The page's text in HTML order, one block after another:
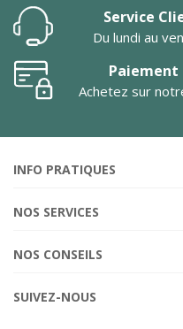
Service
Du lundi au
Paiement
Achetez sur
INFO PRATIQUES
NOS SERVICES
NOS CONSEILS
SUIVEZ-NOUS